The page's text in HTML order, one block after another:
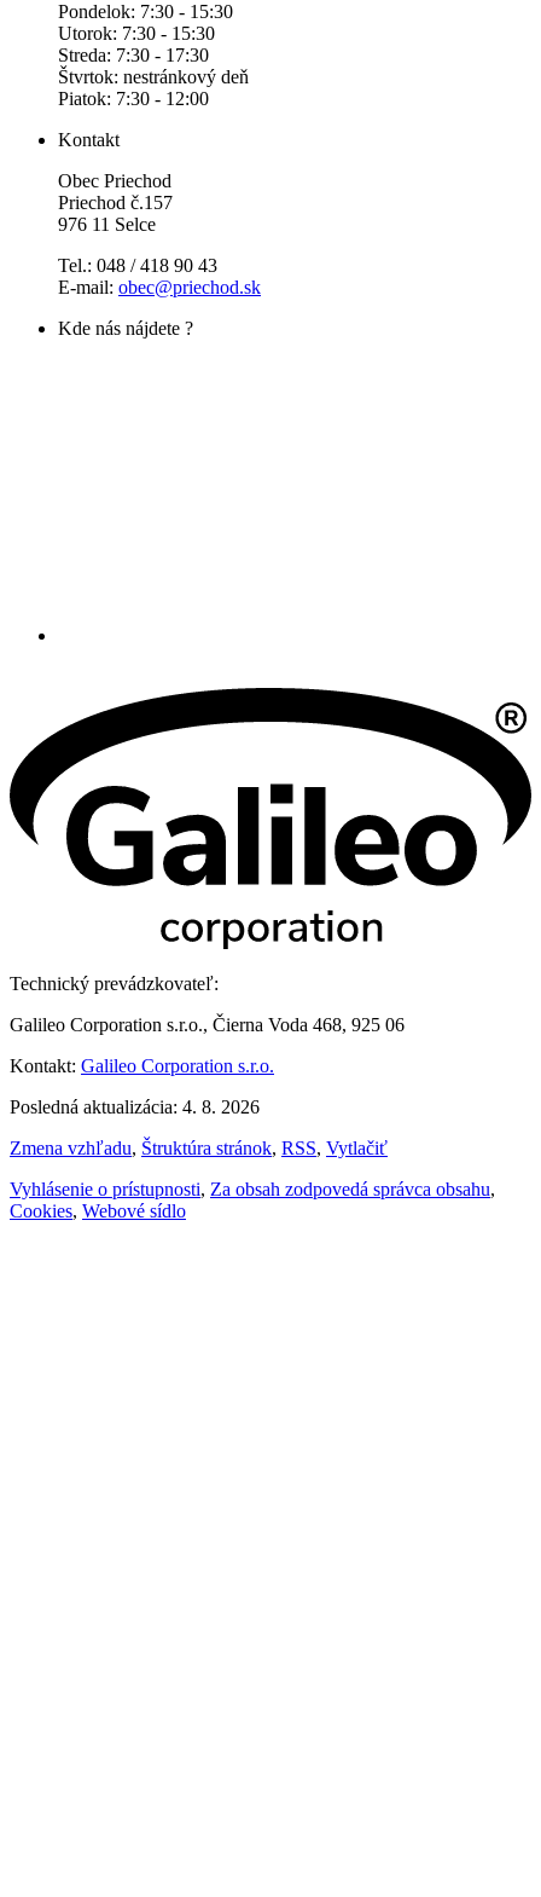
Pondelok: 7:30 - 15:30
Utorok: 7:30 - 15:30
Streda: 7:30 - 17:30
Štvrtok: nestránkový deň
Piatok: 7:30 - 12:00
Kontakt
Obec Priechod
Priechod č.157
976 11 Selce
Tel.: 048 / 418 90 43
E-mail: obec@priechod.sk
Kde nás nájdete ?
Technický prevádzkovateľ:
Galileo Corporation s.r.o., Čierna Voda 468, 925 06
Kontakt: Galileo Corporation s.r.o.
Posledná aktualizácia: 4. 8. 2026
Zmena vzhľadu, Štruktúra stránok, RSS, Vytlačiť
Vyhlásenie o prístupnosti, Za obsah zodpovedá správca obsahu,
Cookies, Webové sídlo